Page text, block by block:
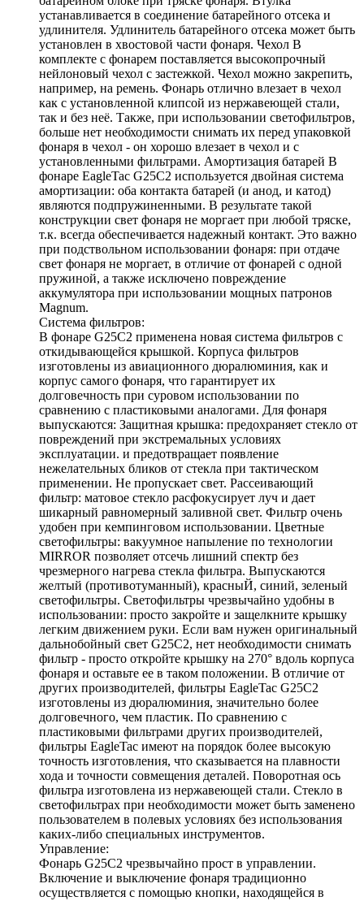
устанавливается в соединение батарейного отсека и
удлинителя. Удлинитель батарейного отсека может быть
установлен в хвостовой части фонаря. Чехол В
комплекте с фонарем поставляется высокопрочный
нейлоновый чехол с застежкой. Чехол можно закрепить,
например, на ремень. Фонарь отлично влезает в чехол
как с установленной клипсой из нержавеющей стали,
так и без неё. Также, при использовании светофильтров,
больше нет необходимости снимать их перед упаковкой
фонаря в чехол - он хорошо влезает в чехол и с
установленными фильтрами. Амортизация батарей В
фонаре EagleTac G25C2 используется двойная система
амортизации: оба контакта батарей (и анод, и катод)
являются подпружиненными. В результате такой
конструкции свет фонаря не моргает при любой тряске,
т.к. всегда обеспечивается надежный контакт. Это важно
при подствольном использовании фонаря: при отдаче
свет фонаря не моргает, в отличие от фонарей с одной
пружиной, а также исключено повреждение
аккумулятора при использовании мощных патронов
Magnum.
Система фильтров:
В фонаре G25C2 применена новая система фильтров с
откидывающейся крышкой. Корпуса фильтров
изготовлены из авиационного дюралюминия, как и
корпус самого фонаря, что гарантирует их
долговечность при суровом использовании по
сравнению с пластиковыми аналогами. Для фонаря
выпускаются: Защитная крышка: предохраняет стекло от
повреждений при экстремальных условиях
эксплуатации. и предотвращает появление
нежелательных бликов от стекла при тактическом
применении. Не пропускает свет. Рассеивающий
фильтр: матовое стекло расфокусирует луч и дает
шикарный равномерный заливной свет. Фильтр очень
удобен при кемпинговом использовании. Цветные
светофильтры: вакуумное напыление по технологии
MIRROR позволяет отсечь лишний спектр без
чрезмерного нагрева стекла фильтра. Выпускаются
желтый (противотуманный), красныЙ, синий, зеленый
светофильтры. Светофильтры чрезвычайно удобны в
использовании: просто закройте и защелкните крышку
легким движением руки. Если вам нужен оригинальный
дальнобойный свет G25C2, нет необходимости снимать
фильтр - просто откройте крышку на 270° вдоль корпуса
фонаря и оставьте ее в таком положении. В отличие от
других производителей, фильтры EagleTac G25C2
изготовлены из дюралюминия, значительно более
долговечного, чем пластик. По сравнению с
пластиковыми фильтрами других производителей,
фильтры EagleTac имеют на порядок более высокую
точность изготовления, что сказывается на плавности
хода и точности совмещения деталей. Поворотная ось
фильтра изготовлена из нержавеющей стали. Стекло в
светофильтрах при необходимости может быть заменено
пользователем в полевых условиях без использования
каких-либо специальных инструментов.
Управление:
Фонарь G25C2 чрезвычайно прост в управлении.
Включение и выключение фонаря традиционно
осуществляется с помощью кнопки, находящейся в